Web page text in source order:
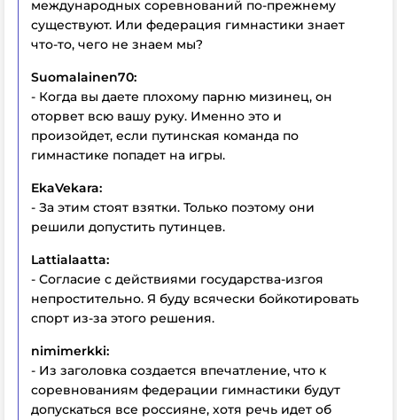
международных соревнований по-прежнему
существуют. Или федерация гимнастики знает
что-то, чего не знаем мы?
Suomalainen70:
- Когда вы даете плохому парню мизинец, он
оторвет всю вашу руку. Именно это и
произойдет, если путинская команда по
гимнастике попадет на игры.
EkaVekara:
- За этим стоят взятки. Только поэтому они
решили допустить путинцев.
Lattialaatta:
- Согласие с действиями государства-изгоя
непростительно. Я буду всячески бойкотировать
спорт из-за этого решения.
nimimerkki:
- Из заголовка создается впечатление, что к
соревнованиям федерации гимнастики будут
допускаться все россияне, хотя речь идет об